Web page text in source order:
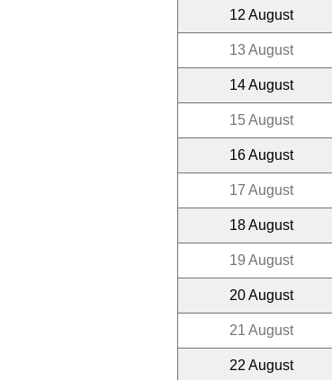
12 August
13 August
14 August
15 August
16 August
17 August
18 August
19 August
20 August
21 August
22 August